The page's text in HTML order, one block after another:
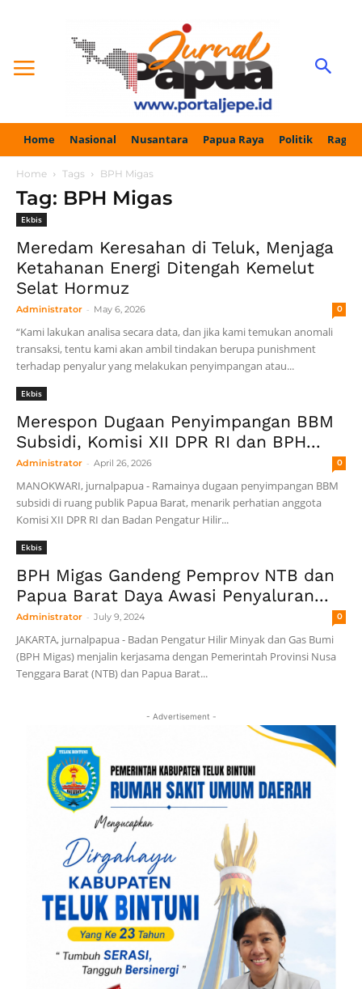
Home Nasional Nusantara Papua Raya Politik
Home Tags BPH Migas
Tag: BPH Migas
Ekbis
Meredam Keresahan di Teluk, Menjaga
Ketahanan Energi Ditengah Kemelut
Selat Hormuz
Administrator - May 6, 2026 0
“Kami lakukan analisa secara data, dan jika kami temukan anomali
transaksi, tentu kami akan ambil tindakan berupa punishment
terhadap penyalur yang melakukan penyimpangan atau...
Ekbis
Merespon Dugaan Penyimpangan BBM
Subsidi, Komisi XII DPR RI dan BPH...
Administrator - April 26, 2026 0
MANOKWARI, jurnalpapua - Ramainya dugaan penyimpangan BBM
subsidi di ruang publik Papua Barat, menarik perhatian anggota
Komisi XII DPR RI dan Badan Pengatur Hilir...
Ekbis
BPH Migas Gandeng Pemprov NTB dan
Papua Barat Daya Awasi Penyaluran...
Administrator - July 9, 2024 0
JAKARTA, jurnalpapua - Badan Pengatur Hilir Minyak dan Gas Bumi
(BPH Migas) menjalin kerjasama dengan Pemerintah Provinsi Nusa
Tenggara Barat (NTB) dan Papua Barat...
- Advertisement -